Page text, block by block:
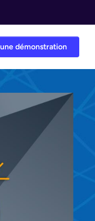
démonstration